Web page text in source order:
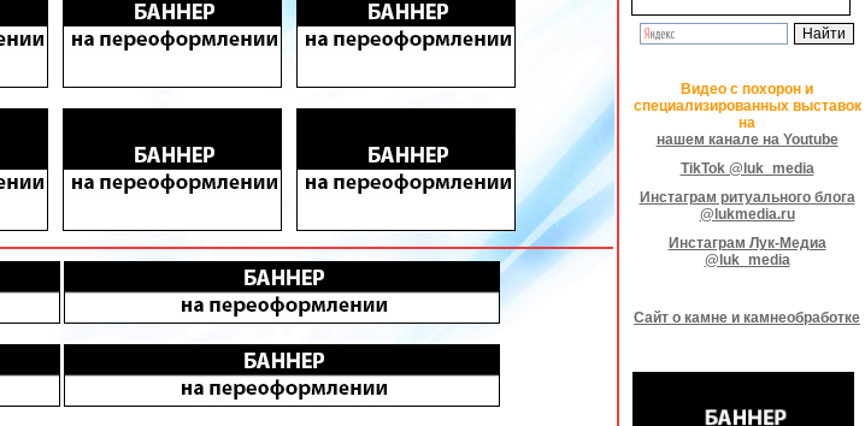
Видео с похорон и
специализированных выставок
на
нашем канале на Youtube
TikTok @luk_media
Инстаграм ритуального блога
@lukmedia.ru
Инстаграм Лук-Медиа
@luk_media
Сайт о камне и камнеобработке